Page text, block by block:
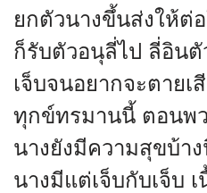
ยกตัวนางขึ้นส่งให้ต่
ก็รับตัวอนุลี่ไป ลี่อิน
เจ็บจนอยากจะตาย
ทุกข์ทรมานนี้ ตอนพ
นางยังมีความสุขบ้า
นางมีแต่เจ็บกับเจ็บ